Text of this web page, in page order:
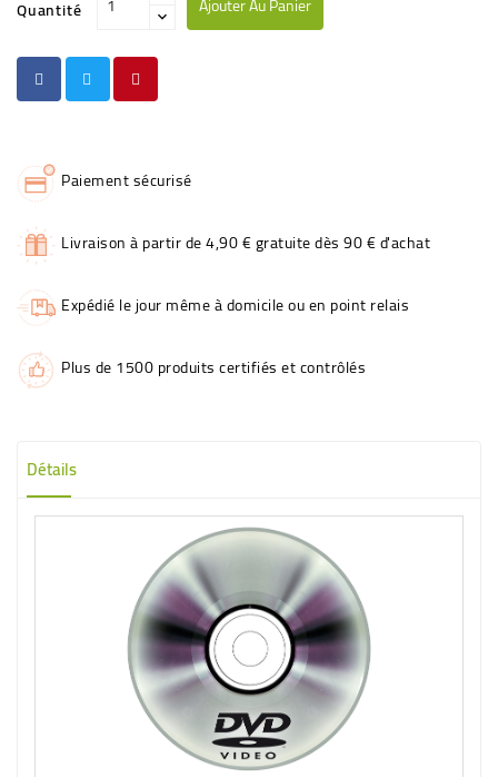
Quantité
Paiement sécurisé
Livraison à partir de 4,90 € gratuite dès 90 € d'achat
Expédié le jour même à domicile ou en point relais
Plus de 1500 produits certifiés et contrôlés
Détails